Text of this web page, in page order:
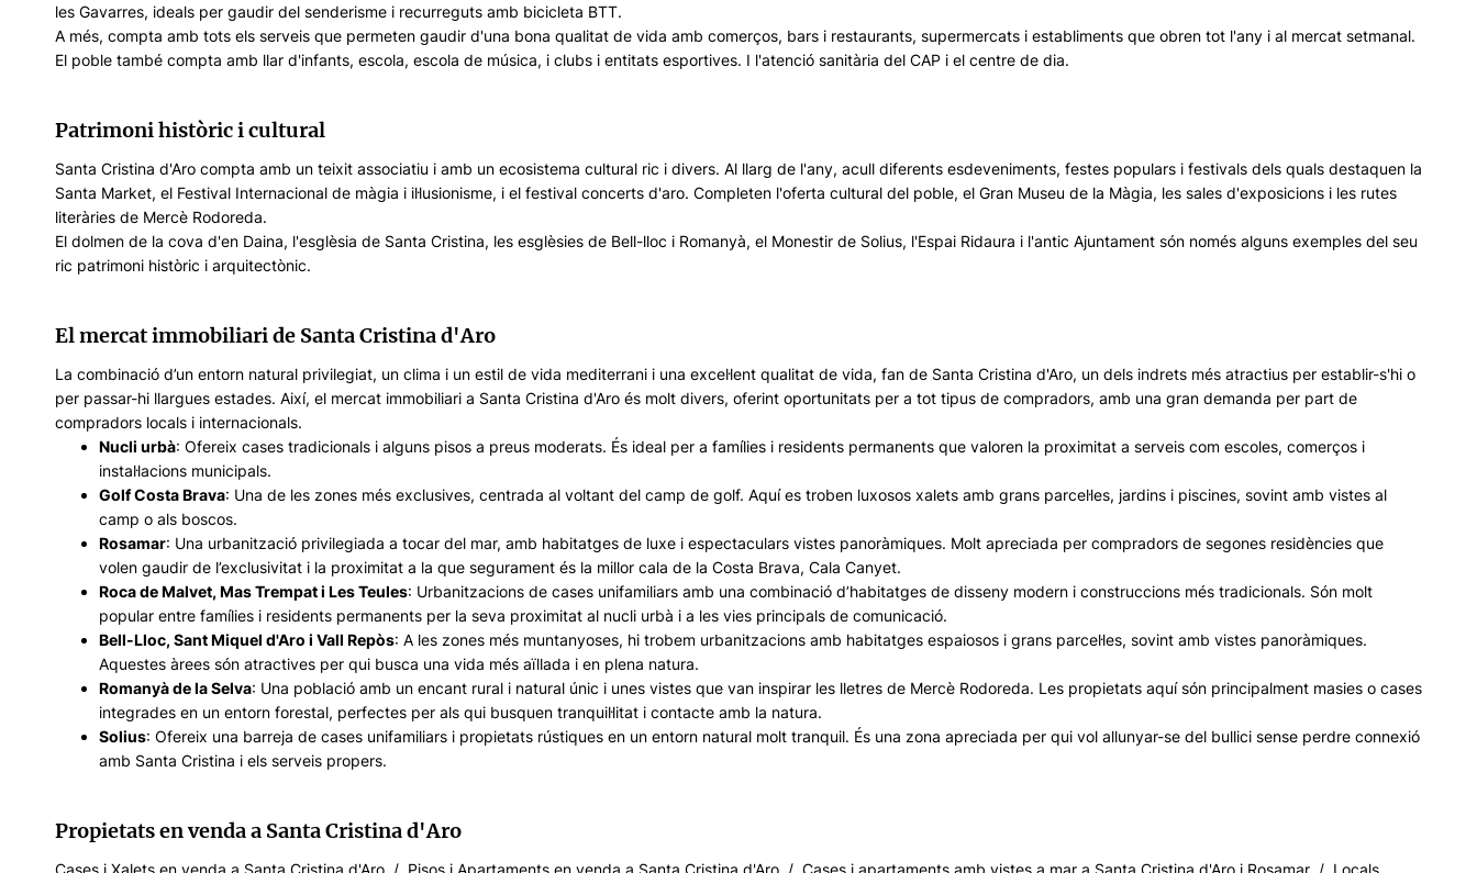
les Gavarres, ideals per gaudir del senderisme i recurreguts amb bicicleta BTT.
A més, compta amb tots els serveis que permeten gaudir d'una bona qualitat de vida amb comerços, bars i restaurants, supermercats i establiments que obren tot l'any i al mercat setmanal.
El poble també compta amb llar d'infants, escola, escola de música, i clubs i entitats esportives. I l'atenció sanitària del CAP i el centre de dia.
Patrimoni històric i cultural
Santa Cristina d'Aro compta amb un teixit associatiu i amb un ecosistema cultural ric i divers. Al llarg de l'any, acull diferents esdeveniments, festes populars i festivals dels quals destaquen la
Santa Market, el Festival Internacional de màgia i il·lusionisme, i el festival concerts d'aro. Completen l'oferta cultural del poble, el Gran Museu de la Màgia, les sales d'exposicions i les rutes
literàries de Mercè Rodoreda.
El dolmen de la cova d'en Daina, l'esglèsia de Santa Cristina, les esglèsies de Bell-lloc i Romanyà, el Monestir de Solius, l'Espai Ridaura i l'antic Ajuntament són només alguns exemples del seu
ric patrimoni històric i arquitectònic.
El mercat immobiliari de Santa Cristina d'Aro
La combinació d’un entorn natural privilegiat, un clima i un estil de vida mediterrani i una excel·lent qualitat de vida, fan de Santa Cristina d'Aro, un dels indrets més atractius per establir-s'hi o
per passar-hi llargues estades. Així, el mercat immobiliari a Santa Cristina d'Aro és molt divers, oferint oportunitats per a tot tipus de compradors, amb una gran demanda per part de
compradors locals i internacionals.
Nucli urbà: Ofereix cases tradicionals i alguns pisos a preus moderats. És ideal per a famílies i residents permanents que valoren la proximitat a serveis com escoles, comerços i
instal·lacions municipals.
Golf Costa Brava: Una de les zones més exclusives, centrada al voltant del camp de golf. Aquí es troben luxosos xalets amb grans parcel·les, jardins i piscines, sovint amb vistes al
camp o als boscos.
Rosamar: Una urbanització privilegiada a tocar del mar, amb habitatges de luxe i espectaculars vistes panoràmiques. Molt apreciada per compradors de segones residències que
volen gaudir de l’exclusivitat i la proximitat a la que segurament és la millor cala de la Costa Brava, Cala Canyet.
Roca de Malvet, Mas Trempat i Les Teules: Urbanitzacions de cases unifamiliars amb una combinació d’habitatges de disseny modern i construccions més tradicionals. Són molt
popular entre famílies i residents permanents per la seva proximitat al nucli urbà i a les vies principals de comunicació.
Bell-Lloc, Sant Miquel d'Aro i Vall Repòs: A les zones més muntanyoses, hi trobem urbanitzacions amb habitatges espaiosos i grans parcel·les, sovint amb vistes panoràmiques.
Aquestes àrees són atractives per qui busca una vida més aïllada i en plena natura.
Romanyà de la Selva: Una població amb un encant rural i natural únic i unes vistes que van inspirar les lletres de Mercè Rodoreda. Les propietats aquí són principalment masies o cases
integrades en un entorn forestal, perfectes per als qui busquen tranquil·litat i contacte amb la natura.
Solius: Ofereix una barreja de cases unifamiliars i propietats rústiques en un entorn natural molt tranquil. És una zona apreciada per qui vol allunyar-se del bullici sense perdre connexió
amb Santa Cristina i els serveis propers.
Propietats en venda a Santa Cristina d'Aro
Cases i Xalets en venda a Santa Cristina d'Aro / Pisos i Apartaments en venda a Santa Cristina d'Aro / Cases i apartaments amb vistes a mar a Santa Cristina d'Aro i Rosamar / Locals